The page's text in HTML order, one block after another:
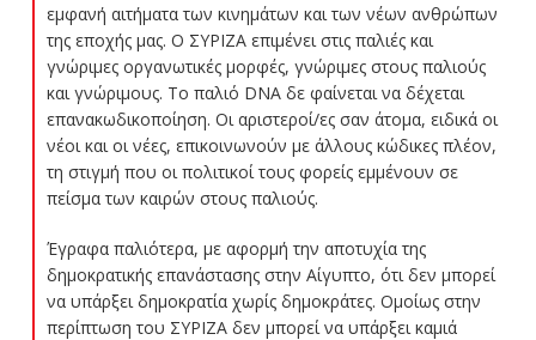
εμφανή αιτήματα των κινημάτων και των νέων ανθρώπων
της εποχής μας. Ο ΣΥΡΙΖΑ επιμένει στις παλιές και
γνώριμες οργανωτικές μορφές, γνώριμες στους παλιούς
και γνώριμους. Το παλιό DNA δε φαίνεται να δέχεται
επανακωδικοποίηση. Οι αριστεροί/ες σαν άτομα, ειδικά οι
νέοι και οι νέες, επικοινωνούν με άλλους κώδικες πλέον,
τη στιγμή που οι πολιτικοί τους φορείς εμμένουν σε
πείσμα των καιρών στους παλιούς.
Έγραφα παλιότερα, με αφορμή την αποτυχία της
δημοκρατικής επανάστασης στην Αίγυπτο, ότι δεν μπορεί
να υπάρξει δημοκρατία χωρίς δημοκράτες. Ομοίως στην
περίπτωση του ΣΥΡΙΖΑ δεν μπορεί να υπάρξει καμιά